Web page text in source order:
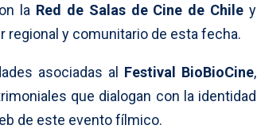
la Red de Salas de Cine de Chile y
regional y comunitario de esta fecha.
asociadas al Festival BioBioCine,
que dialogan con la identidad
de este evento fílmico.